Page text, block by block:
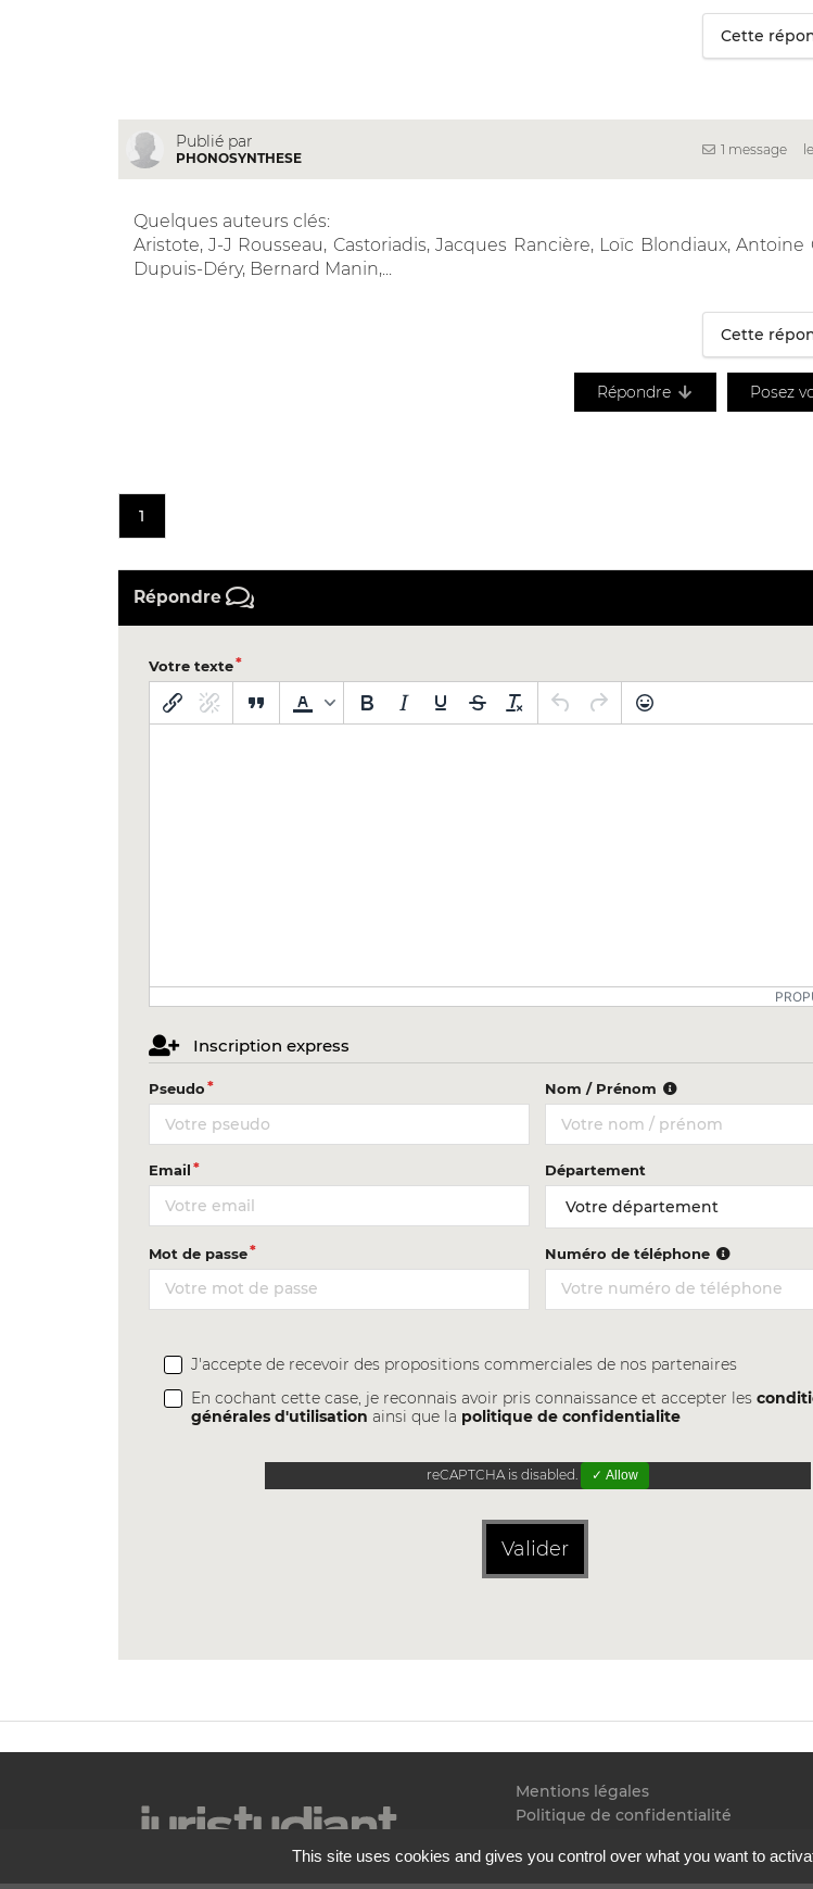
Cette
Publié par
PHONOSYNTHESE
1 message
Quelques auteurs clés:
Aristote, J-J Rousseau, Castoriadis, Jacques Rancière, Loïc Blondiaux, Antoine
Dupuis-Déry, Bernard Manin,...
Cette
Répondre Posez
1
Répondre
Votre texte
Inscription express
Pseudo Nom / Prénom
Email Département
Mot de passe Numéro de téléphone
J'accepte de recevoir des propositions commerciales de nos partenaires
En cochant cette case, je reconnais avoir pris connaissance et accepter les
générales d'utilisation ainsi que la politique de confidentialite
reCAPTCHA is disabled. ✓ Allow
Valider
Mentions légales
Politique de confidentialité
2026 Juristudiant.com -
This site uses cookies and gives you control over what you want to